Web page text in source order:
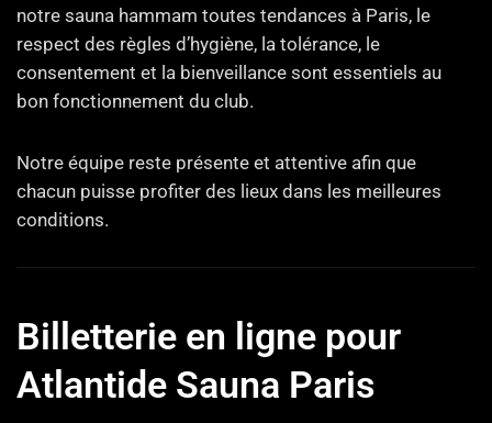
notre sauna hammam toutes tendances à Paris, le
respect des règles d’hygiène, la tolérance, le
consentement et la bienveillance sont essentiels au
bon fonctionnement du club.
Notre équipe reste présente et attentive afin que
chacun puisse profiter des lieux dans les meilleures
conditions.
Billetterie en ligne pour
Atlantide Sauna Paris